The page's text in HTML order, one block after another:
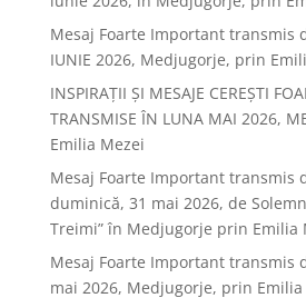
Mesaj Foarte Important transmis
IUNIE 2026, Medjugorje, prin
INSPIRAȚII ȘI MESAJE CEREȘTI
TRANSMISE ÎN LUNA MAI 2026,
Emilia Mezei
Mesaj Foarte Important transmis
duminică, 31 mai 2026, de
Treimi” în Medjugorje prin Emilia
Mesaj Foarte Important transmis
mai 2026, Medjugorje, prin Emilia